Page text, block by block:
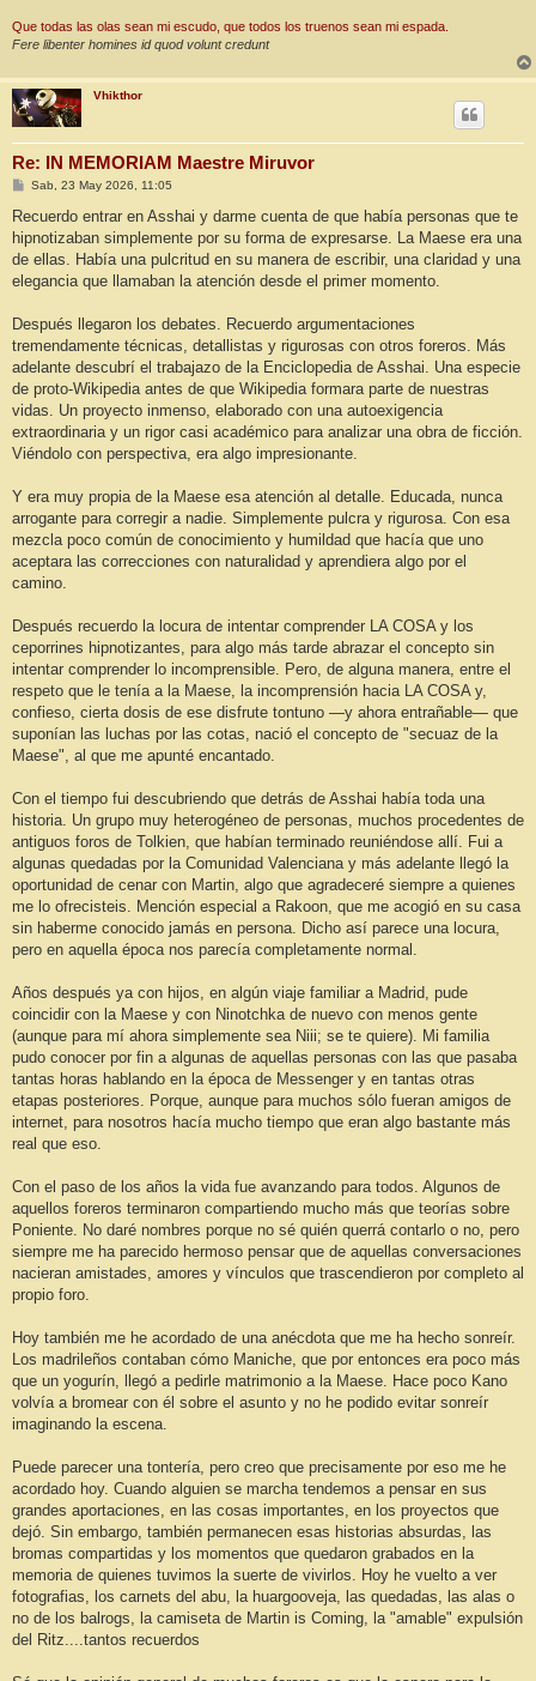
Que todas las olas sean mi escudo, que todos los truenos sean mi espada.
Fere libenter homines id quod volunt credunt
Vhikthor
Re: IN MEMORIAM Maestre Miruvor
M
n
a
j
Sab, 23 May 2026, 11:05
Recuerdo entrar en Asshai y darme cuenta de que había personas que te
hipnotizaban simplemente por su forma de expresarse. La Maese era una
de ellas. Había una pulcritud en su manera de escribir, una claridad y una
elegancia que llamaban la atención desde el primer momento.
Después llegaron los debates. Recuerdo argumentaciones
tremendamente técnicas, detallistas y rigurosas con otros foreros. Más
adelante descubrí el trabajazo de la Enciclopedia de Asshai. Una especie
de proto-Wikipedia antes de que Wikipedia formara parte de nuestras
vidas. Un proyecto inmenso, elaborado con una autoexigencia
extraordinaria y un rigor casi académico para analizar una obra de ficción.
Viéndolo con perspectiva, era algo impresionante.
Y era muy propia de la Maese esa atención al detalle. Educada, nunca
arrogante para corregir a nadie. Simplemente pulcra y rigurosa. Con esa
mezcla poco común de conocimiento y humildad que hacía que uno
aceptara las correcciones con naturalidad y aprendiera algo por el
camino.
Después recuerdo la locura de intentar comprender LA COSA y los
ceporrines hipnotizantes, para algo más tarde abrazar el concepto sin
intentar comprender lo incomprensible. Pero, de alguna manera, entre el
respeto que le tenía a la Maese, la incomprensión hacia LA COSA y,
confieso, cierta dosis de ese disfrute tontuno —y ahora entrañable— que
suponían las luchas por las cotas, nació el concepto de "secuaz de la
Maese", al que me apunté encantado.
Con el tiempo fui descubriendo que detrás de Asshai había toda una
historia. Un grupo muy heterogéneo de personas, muchos procedentes de
antiguos foros de Tolkien, que habían terminado reuniéndose allí. Fui a
algunas quedadas por la Comunidad Valenciana y más adelante llegó la
oportunidad de cenar con Martin, algo que agradeceré siempre a quienes
me lo ofrecisteis. Mención especial a Rakoon, que me acogió en su casa
sin haberme conocido jamás en persona. Dicho así parece una locura,
pero en aquella época nos parecía completamente normal.
Años después ya con hijos, en algún viaje familiar a Madrid, pude
coincidir con la Maese y con Ninotchka de nuevo con menos gente
(aunque para mí ahora simplemente sea Niii; se te quiere). Mi familia
pudo conocer por fin a algunas de aquellas personas con las que pasaba
tantas horas hablando en la época de Messenger y en tantas otras
etapas posteriores. Porque, aunque para muchos sólo fueran amigos de
internet, para nosotros hacía mucho tiempo que eran algo bastante más
real que eso.
Con el paso de los años la vida fue avanzando para todos. Algunos de
aquellos foreros terminaron compartiendo mucho más que teorías sobre
Poniente. No daré nombres porque no sé quién querrá contarlo o no, pero
siempre me ha parecido hermoso pensar que de aquellas conversaciones
nacieran amistades, amores y vínculos que trascendieron por completo al
propio foro.
Hoy también me he acordado de una anécdota que me ha hecho sonreír.
Los madrileños contaban cómo Maniche, que por entonces era poco más
que un yogurín, llegó a pedirle matrimonio a la Maese. Hace poco Kano
volvía a bromear con él sobre el asunto y no he podido evitar sonreír
imaginando la escena.
Puede parecer una tontería, pero creo que precisamente por eso me he
acordado hoy. Cuando alguien se marcha tendemos a pensar en sus
grandes aportaciones, en las cosas importantes, en los proyectos que
dejó. Sin embargo, también permanecen esas historias absurdas, las
bromas compartidas y los momentos que quedaron grabados en la
memoria de quienes tuvimos la suerte de vivirlos. Hoy he vuelto a ver
fotografias, los carnets del abu, la huargooveja, las quedadas, las alas o
no de los balrogs, la camiseta de Martin is Coming, la "amable" expulsión
del Ritz....tantos recuerdos